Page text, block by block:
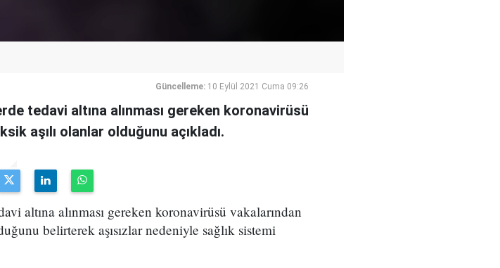
Güncelleme: 10 Eylül 2021 Cuma 09:26
tedavi altına alınması gereken koronavirüsü
aşılı olanlar olduğunu açıkladı.
altına alınması gereken koronavirüsü vakalarından
belirterek aşısızlar nedeniyle sağlık sistemi